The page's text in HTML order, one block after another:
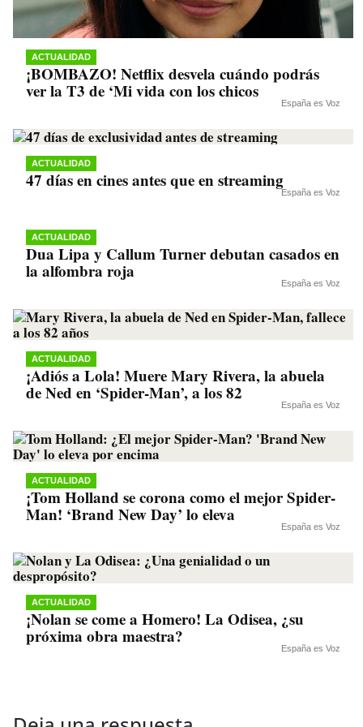
ACTUALIDAD
¡BOMBAZO! Netflix desvela cuándo podrás
ver la T3 de ‘Mi vida con los chicos
España es Voz
ACTUALIDAD
47 días en cines antes que en streaming
España es Voz
ACTUALIDAD
Dua Lipa y Callum Turner debutan casados en
la alfombra roja
España es Voz
ACTUALIDAD
¡Adiós a Lola! Muere Mary Rivera, la abuela
de Ned en ‘Spider-Man’, a los 82
España es Voz
ACTUALIDAD
¡Tom Holland se corona como el mejor Spider-
Man! ‘Brand New Day’ lo eleva
España es Voz
ACTUALIDAD
¡Nolan se come a Homero! La Odisea, ¿su
próxima obra maestra?
España es Voz